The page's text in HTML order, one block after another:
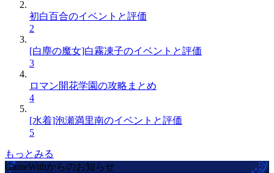
初白百合のイベントと評価
2
[白塵の魔女]白霧凍子のイベントと評価
3
ロマン開花学園の攻略まとめ
4
[水着]泡瀬満里南のイベントと評価
5
もっとみる
GameWithからのお知らせ